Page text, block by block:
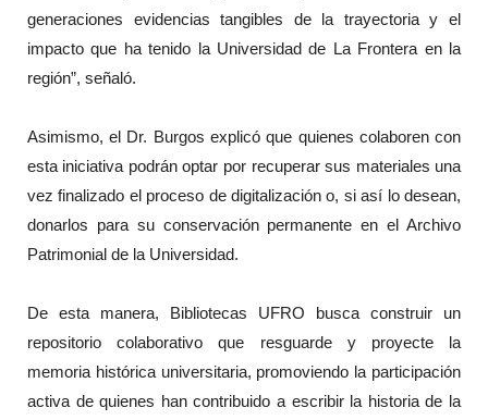
generaciones evidencias tangibles de la trayectoria y el
impacto que ha tenido la Universidad de La Frontera en la
región”, señaló.
Asimismo, el Dr. Burgos explicó que quienes colaboren con
esta iniciativa podrán optar por recuperar sus materiales una
vez finalizado el proceso de digitalización o, si así lo desean,
donarlos para su conservación permanente en el Archivo
Patrimonial de la Universidad.
De esta manera, Bibliotecas UFRO busca construir un
repositorio colaborativo que resguarde y proyecte la
memoria histórica universitaria, promoviendo la participación
activa de quienes han contribuido a escribir la historia de la